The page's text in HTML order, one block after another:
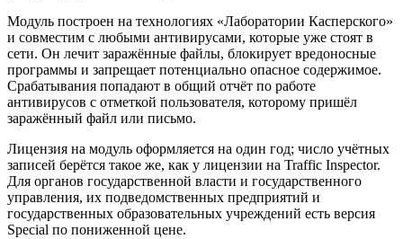
Модуль построен на технологиях «Лаборатории Касперского»
и совместим с любыми антивирусами, которые уже стоят в
сети. Он лечит заражённые файлы, блокирует вредоносные
программы и запрещает потенциально опасное содержимое.
Срабатывания попадают в общий отчёт по работе
антивирусов с отметкой пользователя, которому пришёл
заражённый файл или письмо.
Лицензия на модуль оформляется на один год; число учётных
записей берётся такое же, как у лицензии на Traffic Inspector.
Для органов государственной власти и государственного
управления, их подведомственных предприятий и
государственных образовательных учреждений есть версия
Special по пониженной цене.